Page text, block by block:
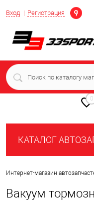
Вход Регистрация
Определение
0
КАТАЛОГ
Интернет-магазин
Вакуум